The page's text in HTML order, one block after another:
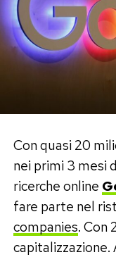
Con quasi 20
nei primi 3 mesi
ricerche online
fare parte nel
companies. Con